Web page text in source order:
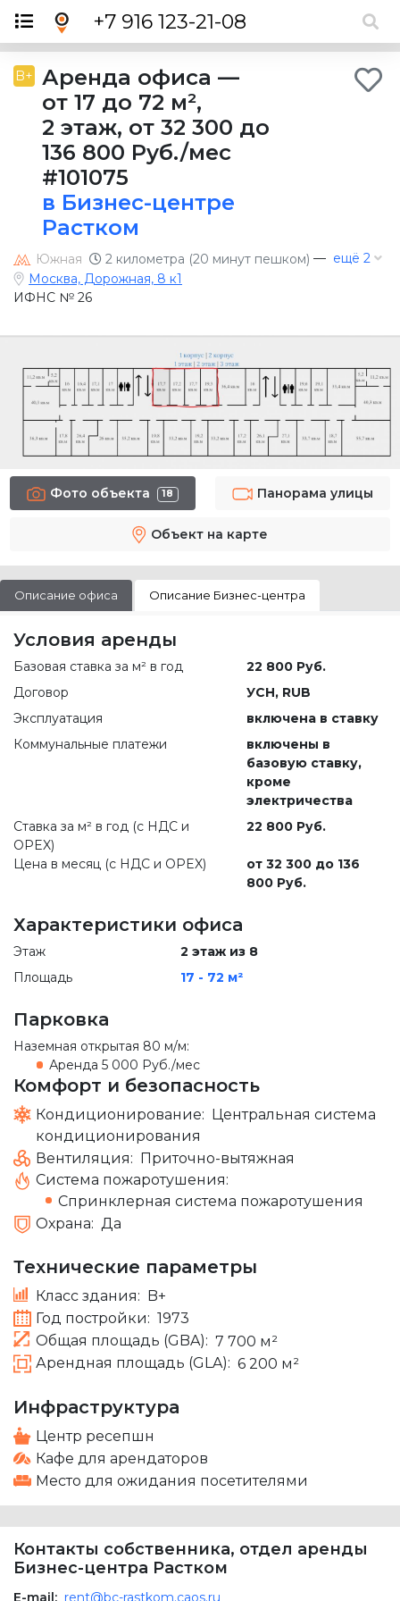
+7 916 123-21-08
B+ Аренда офиса —
от 17 до 72 м²,
2 этаж, от 32 300 до
136 800 Руб./мес
#101075
в Бизнес-центре
Растком
Южная 2 километра (20 минут пешком) — ещё 2
Москва, Дорожная, 8 к1
ИФНС № 26
Фото объекта 18 Панорама улицы
Объект на карте
Описание офиса Описание Бизнес-центра
Условия аренды
Базовая ставка за м² в год
22 800 Руб.
Договор
УСН, RUB
Эксплуатация
включена в ставку
Коммунальные платежи
включены в
базовую ставку,
кроме
электричества
Ставка за м² в год (c НДС и
OPEX)
22 800 Руб.
Цена в месяц (с НДС и OPEX)
от 32 300 до 136
800 Руб.
Характеристики офиса
Этаж
2 этаж из 8
Площадь
17 - 72 м²
Парковка
Наземная открытая 80 м/м:
Аренда 5 000 Руб./мес
Комфорт и безопасность
Кондиционирование: Центральная система
кондиционирования
Вентиляция: Приточно-вытяжная
Система пожаротушения:
Спринклерная система пожаротушения
Охрана: Да
Технические параметры
Класс здания: B+
Год постройки: 1973
Общая площадь (GBA): 7 700 м²
Арендная площадь (GLA): 6 200 м²
Инфраструктура
Центр ресепшн
Кафе для арендаторов
Место для ожидания посетителями
Контакты собственника, отдел аренды
Бизнес-центра Растком
E-mail: rent@bc-rastkom.caos.ru